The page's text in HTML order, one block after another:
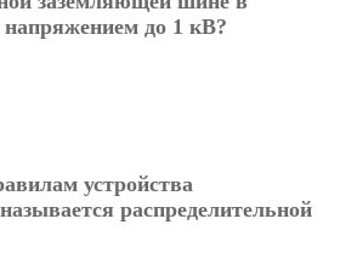
напряжением до 1 кВ?
устройства
распределительной